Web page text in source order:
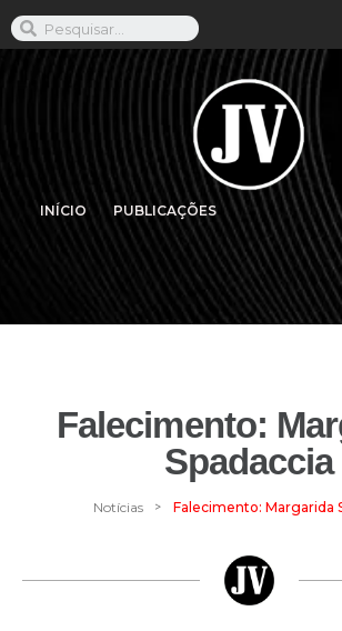
INÍCIO PUBLICAÇÕES
Falecimento:
Spadaccia
Notícias > Falecimento: Margarida